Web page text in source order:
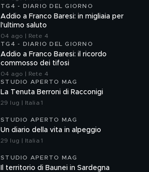
TG4 - DIARIO DEL GIORNO
Addio a Franco Baresi: in migliaia per
l'ultimo saluto
04 ago | Rete 4
TG4 - DIARIO DEL GIORNO
Addio a Franco Baresi: il ricordo
commosso dei tifosi
04 ago | Rete 4
STUDIO APERTO MAG
La Tenuta Berroni di Racconigi
29 lug | Italia 1
STUDIO APERTO MAG
Un diario della vita in alpeggio
29 lug | Italia 1
STUDIO APERTO MAG
Il territorio di Baunei in Sardegna